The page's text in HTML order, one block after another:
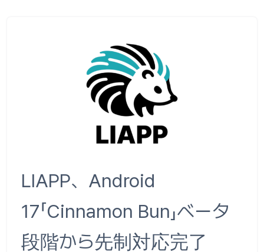
LIAPP、Android
17「Cinnamon Bun」ベータ
段階から先制対応完了